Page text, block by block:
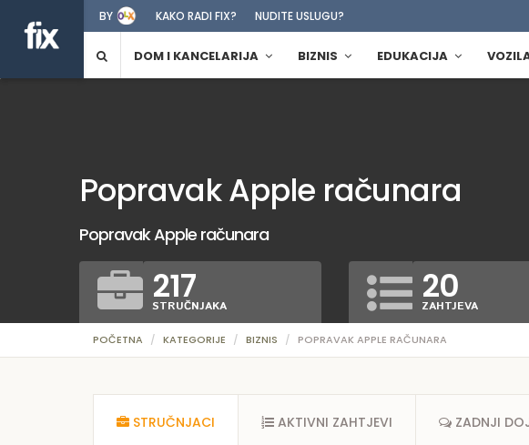
BY KAKO RADI FIX? NUDITE USLUGU?
DOM I KANCELARIJA BIZNIS EDUKACIJA
POČETNA KATEGORIJE BIZNIS POPRAVAK APPLE RAČUNARA
Popravak Apple računara
Popravak Apple računara
217
STRUČNJAKA 20
ZAHTJEVA
STRUČNJACI AKTIVNI ZAHTJEVI ZADNJI